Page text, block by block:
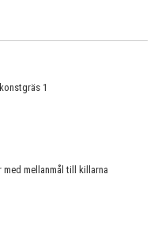
1
med mellanmål till killarna